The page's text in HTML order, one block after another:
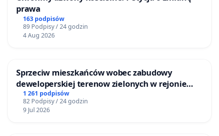
prawa
163 podpisów
89 Podpisy / 24 godzin
4 Aug 2026
Sprzeciw mieszkańców wobec zabudowy
deweloperskiej terenow zielonych w rejonie
Bulwarów Straceńskich w Bielsku-Białej
1 261 podpisów
82 Podpisy / 24 godzin
9 Jul 2026